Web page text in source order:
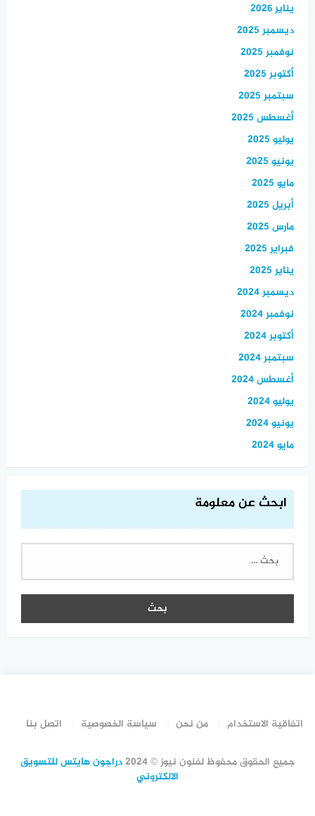
يناير 2026
ديسمبر 2025
نوفمبر 2025
أكتوبر 2025
سبتمبر 2025
أغسطس 2025
يوليو 2025
يونيو 2025
مايو 2025
أبريل 2025
مارس 2025
فبراير 2025
يناير 2025
ديسمبر 2024
نوفمبر 2024
أكتوبر 2024
سبتمبر 2024
أغسطس 2024
يوليو 2024
يونيو 2024
مايو 2024
ابحث عن معلومة
البحث
اتفاقية الاستخدام من نحن سياسة الخصوصية اتصل بنا
جميع الحقوق محفوظ لفنون نيوز © 2024
دراجون هايتس للتسويق
الالكتروني